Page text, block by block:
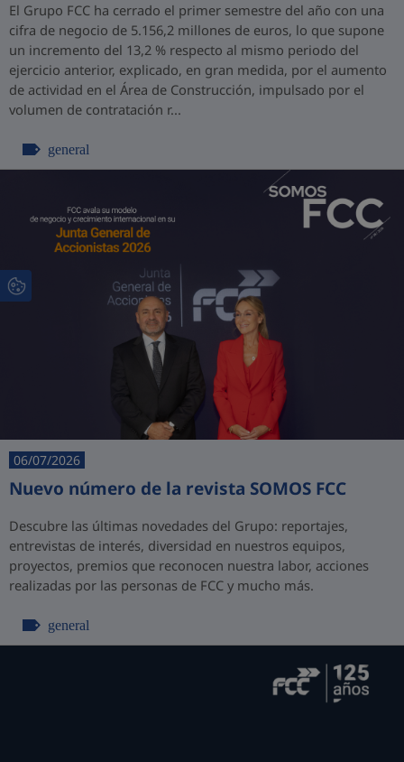
El Grupo FCC ha cerrado el primer semestre del año con una
cifra de negocio de 5.156,2 millones de euros, lo que supone
un incremento del 13,2 % respecto al mismo periodo del
ejercicio anterior, explicado, en gran medida, por el aumento
de actividad en el Área de Construcción, impulsado por el
volumen de contratación r...
general
06/07/2026
Nuevo número de la revista SOMOS FCC
Descubre las últimas novedades del Grupo: reportajes,
entrevistas de interés, diversidad en nuestros equipos,
proyectos, premios que reconocen nuestra labor, acciones
realizadas por las personas de FCC y mucho más.
general